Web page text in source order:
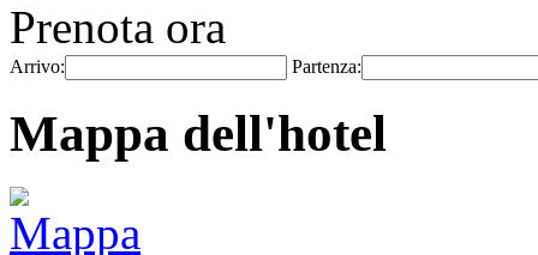
Prenota ora
Arrivo: Partenza:
Mappa dell'hotel